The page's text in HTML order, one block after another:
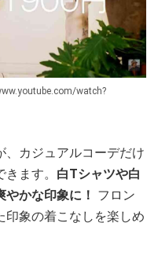
watch?
、カジュアルコーデだけ
ます。 白Tシャツや白
かな印象に！ フロン
印象の着こなしを楽しめ